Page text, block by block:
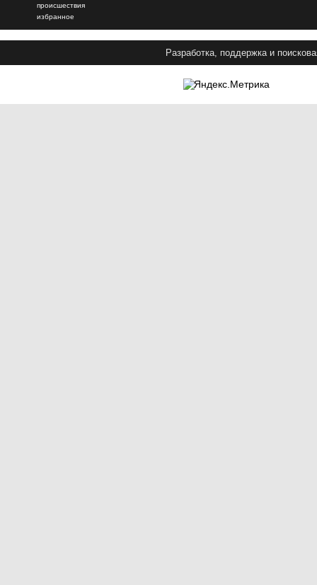
происшествия
избранное
Разработка, поддержка и